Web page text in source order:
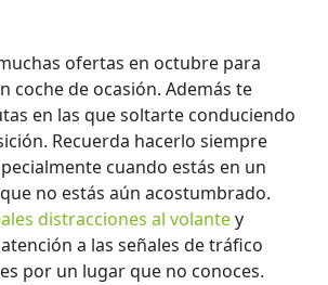
ofertas en octubre para
coche de ocasión. Además te
en las que soltarte conduciendo
Recuerda hacerlo siempre
cuando estás en un
no estás aún acostumbrado.
distracciones al volantey
a las señales de tráfico
por un lugar que no conoces.